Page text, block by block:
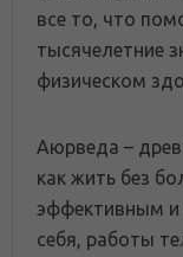
все то, что
тысячелетние
физическом
Аюрведа –
как жить без
эффективным и
себя, работы